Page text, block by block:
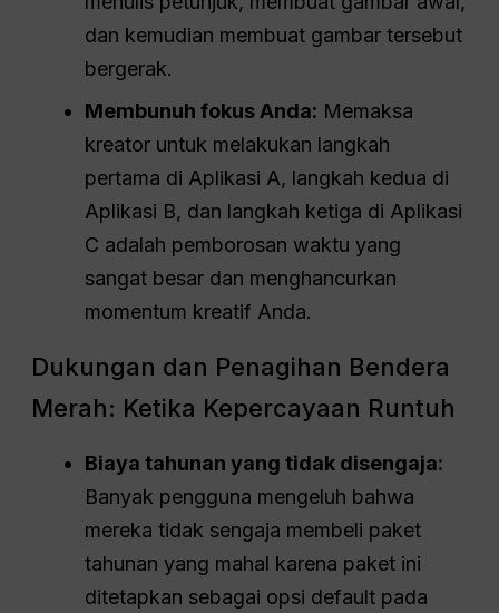
dan kemudian membuat gambar tersebut
bergerak.
Membunuh fokus Anda: Memaksa
kreator untuk melakukan langkah
pertama di Aplikasi A, langkah kedua di
Aplikasi B, dan langkah ketiga di Aplikasi
C adalah pemborosan waktu yang
sangat besar dan menghancurkan
momentum kreatif Anda.
Dukungan dan Penagihan Bendera
Merah: Ketika Kepercayaan Runtuh
Biaya tahunan yang tidak disengaja:
Banyak pengguna mengeluh bahwa
mereka tidak sengaja membeli paket
tahunan yang mahal karena paket ini
ditetapkan sebagai opsi default pada